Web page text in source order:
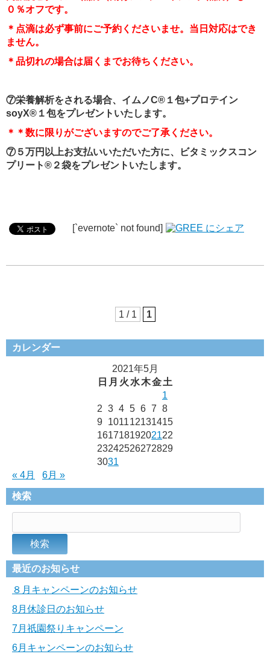
０％オフです。
＊点滴は必ず事前にご予約くださいませ。当日対応はでき
ません。
＊品切れの場合は届くまでお待ちください。
⑦栄養解析をされる場合、 イムノC®１包+プロテイン
soyX®１包をプレゼントいたします。
＊＊数に限りがございますのでご了承ください。
⑦５万円以上お支払いいただいた方に、ビタミックスコン
プリート®２袋をプレゼントいたします。
[`evernote` not found]
1 / 1 1
カレンダー
2021年5月
日 月 火 水木金土
1
2 3 4 5 6 7 8
9 101112131415
16171819202122
23242526272829
3031
« 4月
6月 »
検索
最近のお知らせ
８月キャンペーンのお知らせ
8月休診日のお知らせ
7月祇園祭りキャンペーン
6月キャンペーンのお知らせ